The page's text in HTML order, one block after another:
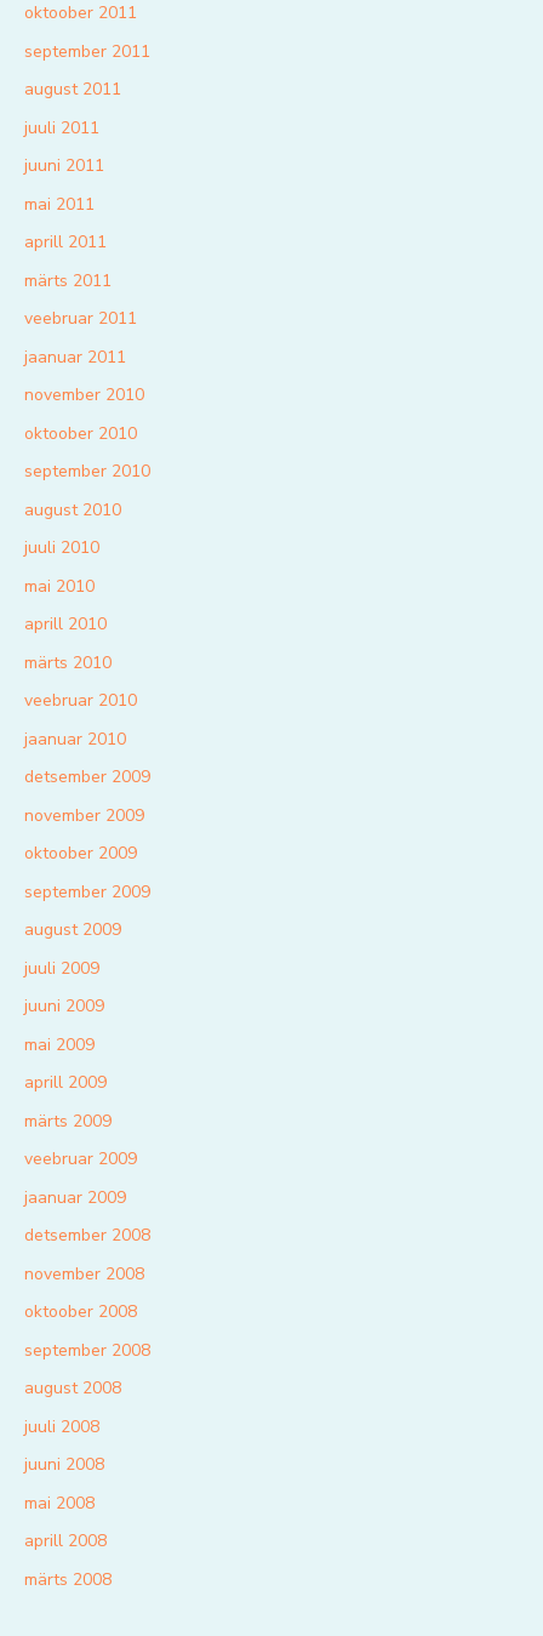
oktoober 2011
september 2011
august 2011
juuli 2011
juuni 2011
mai 2011
aprill 2011
märts 2011
veebruar 2011
jaanuar 2011
november 2010
oktoober 2010
september 2010
august 2010
juuli 2010
mai 2010
aprill 2010
märts 2010
veebruar 2010
jaanuar 2010
detsember 2009
november 2009
oktoober 2009
september 2009
august 2009
juuli 2009
juuni 2009
mai 2009
aprill 2009
märts 2009
veebruar 2009
jaanuar 2009
detsember 2008
november 2008
oktoober 2008
september 2008
august 2008
juuli 2008
juuni 2008
mai 2008
aprill 2008
märts 2008